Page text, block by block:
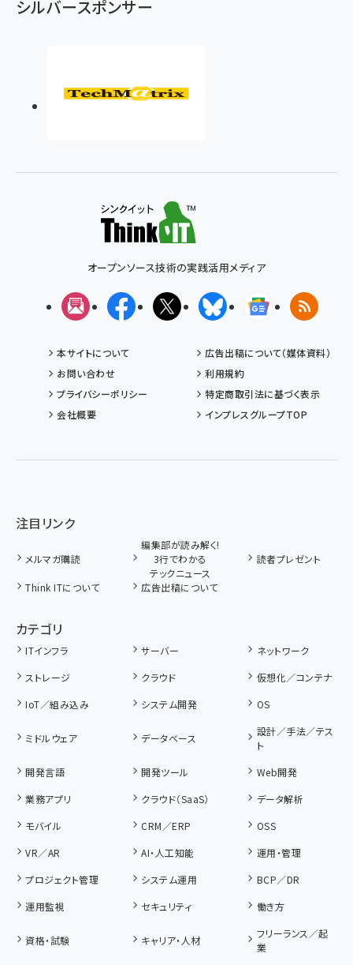
シルバースポンサー
オープンソース技術の実践活用メディア
メルマガFacebookX(エックス)BlueskyGoogleニュ
RSS
本サイトについて
広告出稿について（媒体資料）
お問い合わせ
利用規約
プライバシーポリシー
特定商取引法に基づく表示
会社概要
インプレスグループTOP
注目リンク
メルマガ購読
編集部が読み解く!
3行でわかる
テックニュース
読者プレゼント
Think ITについて 広告出稿について
カテゴリ
ITインフラ サーバー
ネットワーク
ストレージ
クラウド
仮想化／コンテナ
IoT／組み込み
システム開発 OS
ミドルウェア データベース
設計／手法／テス
ト
開発言語
開発ツール
Web開発
業務アプリ
クラウド（SaaS）
データ解析
モバイル
CRM／ERP
OSS
VR／AR
AI・人工知能
運用・管理
プロジェクト管理
システム運用
BCP／DR
運用監視
セキュリティ 働き方
資格・試験 キャリア・人材
フリーランス／起
業